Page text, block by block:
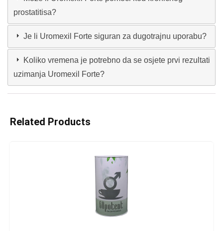
prostatitisa?
Je li Uromexil Forte siguran za dugotrajnu uporabu?
Koliko vremena je potrebno da se osjete prvi rezultati
uzimanja Uromexil Forte?
Related Products